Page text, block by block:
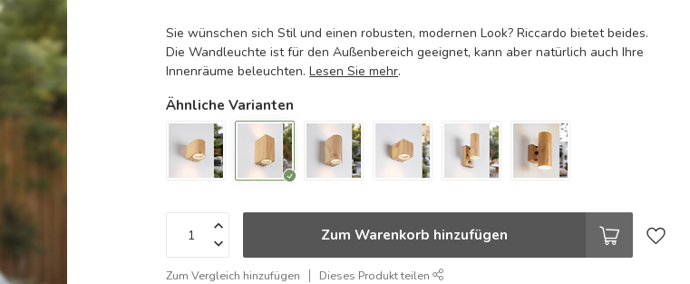
Sie wünschen sich Stil und einen robusten, modernen Look? Riccardo bietet beides.
Die Wandleuchte ist für den Außenbereich geeignet, kann aber natürlich auch Ihre
Innenräume beleuchten.Lesen Sie mehr.
Ähnliche Varianten
Zum Warenkorb hinzufügen
Zum Vergleich hinzufügen Dieses Produkt teilen